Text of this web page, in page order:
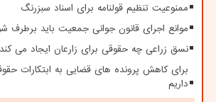
ممنوعیت تنظیم قولنامه برای اسناد سبزرنگ
موانع اجرای قانون جوانی جمعیت باید برطرف
نسق زراعی چه حقوقی برای زارعان ایجاد می
برای کاهش پرونده های قضایی به ابتکارات
داریم